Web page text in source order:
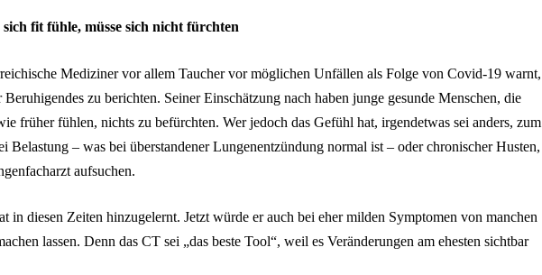
fit fühle, müsse sich nicht fürchten
Mediziner vor allem Taucher vor möglichen Unfällen als Folge von Covid-19 warnt,
Beruhigendes zu berichten. Seiner Einschätzung nach haben junge gesunde Menschen, die
früher fühlen, nichts zu befürchten. Wer jedoch das Gefühl hat, irgendetwas sei anders, zum
Belastung – was bei überstandener Lungenentzündung normal ist – oder chronischer Husten,
aufsuchen.
in diesen Zeiten hinzugelernt. Jetzt würde er auch bei eher milden Symptomen von manchen
lassen. Denn das CT sei „das beste Tool“, weil es Veränderungen am ehesten sichtbar